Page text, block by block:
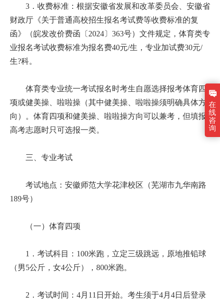
3．收费标准：根据安徽省发展和改革委员会、安徽省
财政厅《关于普通高校招生报名考试费等收费标准的复
函》（皖发改价费函〔2024〕363号）文件规定，体育类专
业报名考试收费标准为报名费40元/生，专业加试费30元/
生?科。
体育类专业统一考试报名时考生自愿选择报考体育四
项或健美操、啦啦操（其中健美操、啦啦操须明确具体方
向）。体育四项和健美操、啦啦操方向可以兼考，但填报
高考志愿时只可选报一类。
三、专业考试
考试地点：安徽师范大学花津校区（芜湖市九华南路
189号）
（一）体育四项
1．考试科目：100米跑，立定三级跳远，原地推铅球
（男5公斤，女4公斤），800米跑。
2．考试时间：4月11日开始。考生须于4月4日后登录
在
线
咨
询